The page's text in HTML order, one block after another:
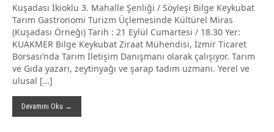
Kuşadası İkioklu 3. Mahalle Şenliği / Söyleşi Bilge Keykubat
Tarım Gastronomi Turizm Üçlemesinde Kültürel Miras
(Kuşadası Örneği) Tarih : 21 Eylül Cumartesi / 18.30 Yer:
KUAKMER Bilge Keykubat Ziraat Mühendisi, İzmir Ticaret
Borsası’nda Tarım İletişim Danışmanı olarak çalışıyor. Tarım
ve Gıda yazarı, zeytinyağı ve şarap tadım uzmanı. Yerel ve
ulusal […]
Devamını Oku →